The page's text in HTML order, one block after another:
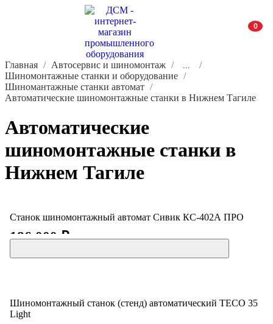
0
Главная Автосервис и шиномонтаж ...
Шиномонтажные станки и оборудование
Шиномантажные станки автомат
Автоматические шиномонтажные станки в Нижнем Тагиле
Автоматические
шиномонтажные станки в
Нижнем Тагиле
Станок шиномонтажный автомат Сивик КС-402А ПРО
186 000 ₽
Шиномонтажный станок (стенд) автоматический TECO 35
Light